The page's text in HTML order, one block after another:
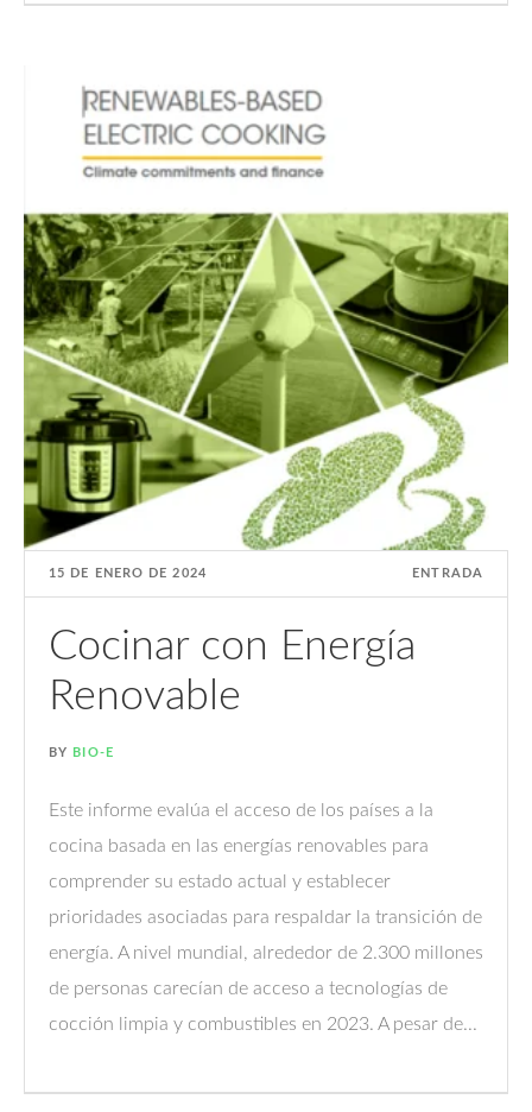
15 DE ENERO DE 2024 ENTRADA
Cocinar con Energía
Renovable
BY BIO-E
Este informe evalúa el acceso de los países a la
cocina basada en las energías renovables para
comprender su estado actual y establecer
prioridades asociadas para respaldar la transición de
energía. A nivel mundial, alrededor de 2.300 millones
de personas carecían de acceso a tecnologías de
cocción limpia y combustibles en 2023. A pesar de...